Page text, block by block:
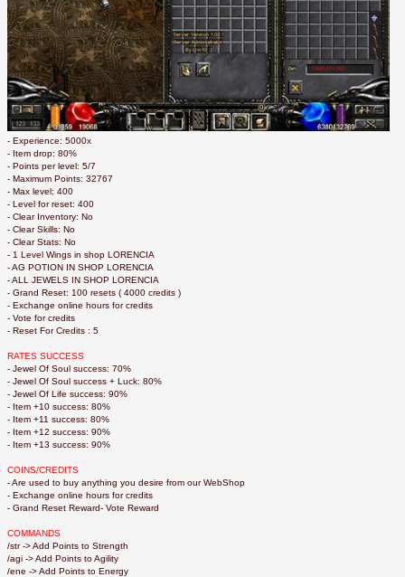
- Experience: 5000x
- Item drop: 80%
- Points per level: 5/7
- Maximum Points: 32767
- Max level: 400
- Level for reset: 400
- Clear Inventory: No
- Clear Skills: No
- Clear Stats: No
- 1 Level Wings in shop LORENCIA
- AG POTION IN SHOP LORENCIA
- ALL JEWELS IN SHOP LORENCIA
- Grand Reset: 100 resets ( 4000 credits )
- Exchange online hours for credits
- Vote for credits
- Reset For Credits : 5
RATES SUCCESS
- Jewel Of Soul success: 70%
- Jewel Of Soul success + Luck: 80%
- Jewel Of Life success: 90%
- Item +10 success: 80%
- Item +11 success: 80%
- Item +12 success: 90%
- Item +13 success: 90%
COINS/CREDITS
- Are used to buy anything you desire from our WebShop
- Exchange online hours for credits
- Grand Reset Reward- Vote Reward
COMMANDS
/str -> Add Points to Strength
/agi -> Add Points to Agility
/ene -> Add Points to Energy